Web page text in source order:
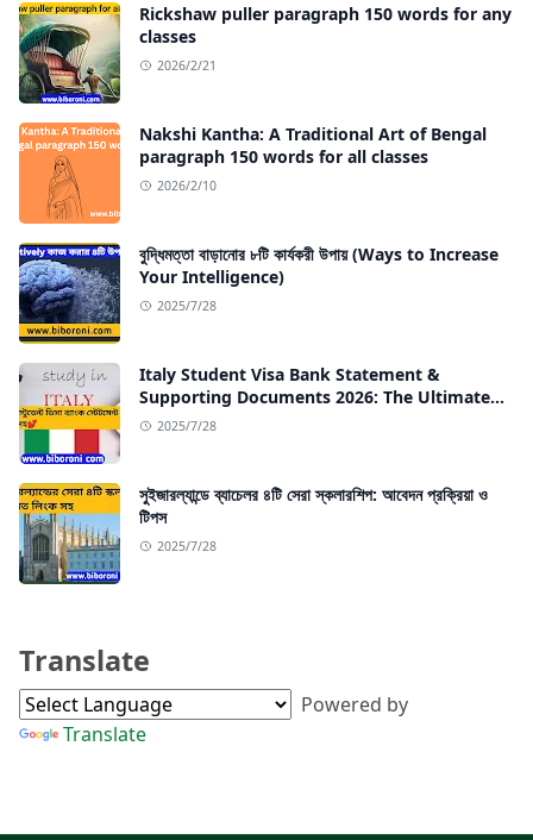
Rickshaw puller paragraph 150 words for any
classes
2026/2/21
Nakshi Kantha: A Traditional Art of Bengal
paragraph 150 words for all classes
2026/2/10
বুদ্ধিমত্তা বাড়ানোর ৮টি কার্যকরী উপায় (Ways to Increase
Your Intelligence)
2025/7/28
Italy Student Visa Bank Statement &
Supporting Documents 2026: The Ultimate
Guide
2025/7/28
সুইজারল্যান্ডে ব্যাচেলর ৪টি সেরা স্কলারশিপ: আবেদন প্রক্রিয়া ও
টিপস
2025/7/28
Translate
Powered by
Translate